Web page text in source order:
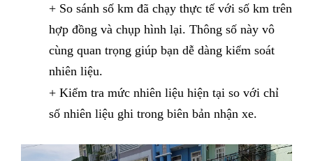
+ So sánh số km đã chạy thực tế với số km trên
hợp đồng và chụp hình lại. Thông số này vô
cùng quan trọng giúp bạn dễ dàng kiểm soát
nhiên liệu.
+ Kiểm tra mức nhiên liệu hiện tại so với chỉ
số nhiên liệu ghi trong biên bản nhận xe.